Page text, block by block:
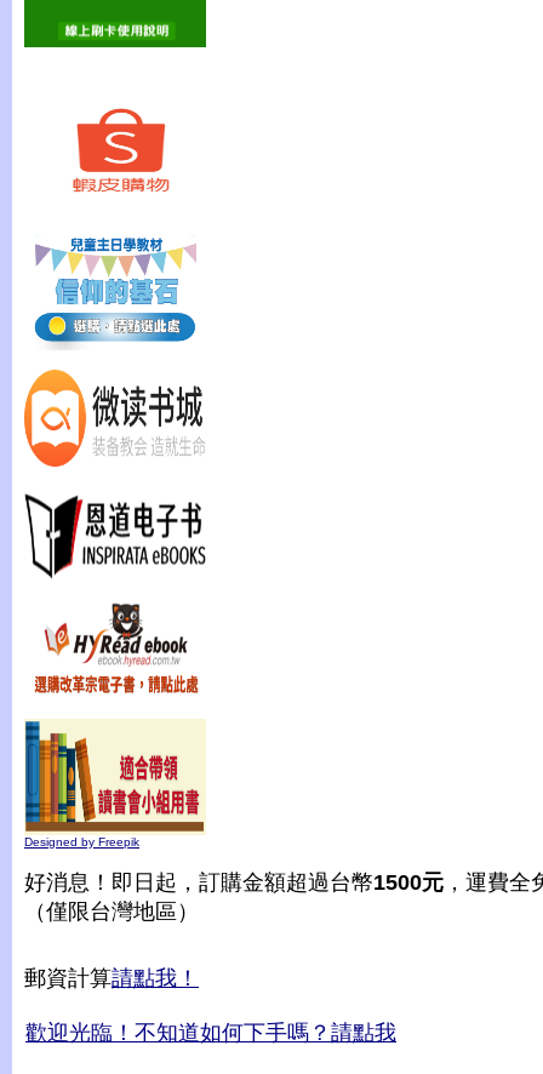
Designed by Freepik
好消息！即日起，訂購金額超過台幣1500元 ，運費全
（僅限台灣地區）
郵資計算請點我！
歡迎光臨！不知道如何下手嗎？請點我